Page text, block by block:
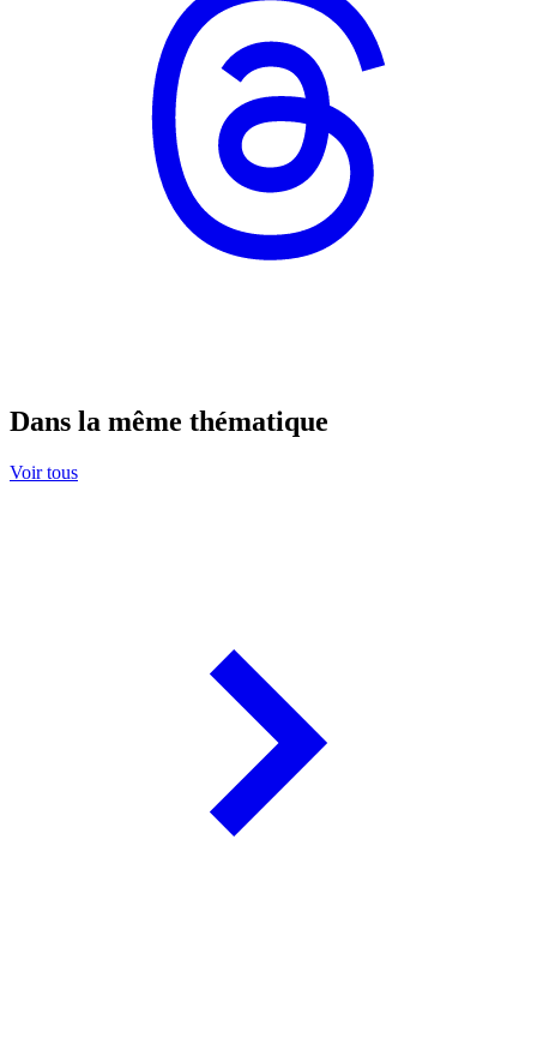
Dans la même thématique
Voir tous